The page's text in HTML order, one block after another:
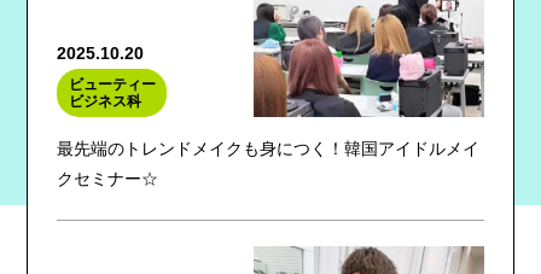
2025.10.20
ビューティー
ビジネス科
最先端のトレンドメイクも身につく！韓国アイドルメイ
クセミナー☆